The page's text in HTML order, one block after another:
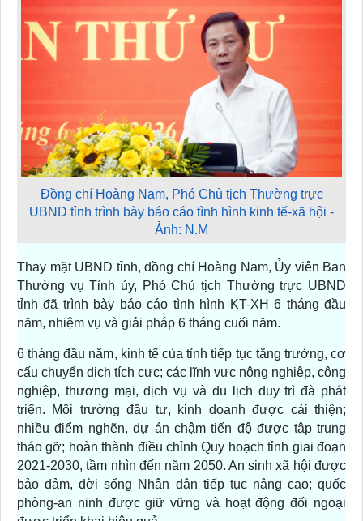
Đồng chí Hoàng Nam, Phó Chủ tịch Thường trực
UBND tỉnh trình bày báo cáo tình hình kinh tế-xã hội -
Ảnh: N.M
Thay mặt UBND tỉnh, đồng chí Hoàng Nam, Ủy viên Ban
Thường vụ Tỉnh ủy, Phó Chủ tịch Thường trực UBND
tỉnh đã trình bày báo cáo tình hình KT-XH 6 tháng đầu
năm, nhiệm vụ và giải pháp 6 tháng cuối năm.
6 tháng đầu năm, kinh tế của tỉnh tiếp tục tăng trưởng, cơ
cấu chuyển dịch tích cực; các lĩnh vực nông nghiệp, công
nghiệp, thương mại, dịch vụ và du lịch duy trì đà phát
triển. Môi trường đầu tư, kinh doanh được cải thiện;
nhiều điểm nghẽn, dự án chậm tiến độ được tập trung
tháo gỡ; hoàn thành điều chỉnh Quy hoạch tỉnh giai đoạn
2021-2030, tầm nhìn đến năm 2050. An sinh xã hội được
bảo đảm, đời sống Nhân dân tiếp tục nâng cao; quốc
phòng-an ninh được giữ vững và hoạt động đối ngoại